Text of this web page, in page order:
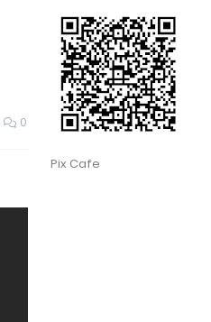
0
Pix Cafe